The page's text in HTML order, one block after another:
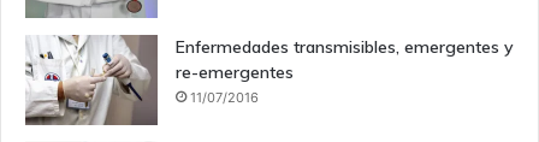
Enfermedades transmisibles, emergentes y
re-emergentes
11/07/2016